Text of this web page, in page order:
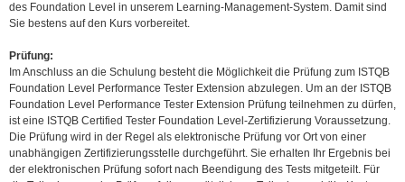
des Foundation Level in unserem Learning-Management-System. Damit sind
Sie bestens auf den Kurs vorbereitet.
Prüfung:
Im Anschluss an die Schulung besteht die Möglichkeit die Prüfung zum ISTQB
Foundation Level Performance Tester Extension abzulegen. Um an der ISTQB
Foundation Level Performance Tester Extension Prüfung teilnehmen zu dürfen,
ist eine ISTQB Certified Tester Foundation Level-Zertifizierung Voraussetzung.
Die Prüfung wird in der Regel als elektronische Prüfung vor Ort von einer
unabhängigen Zertifizierungsstelle durchgeführt. Sie erhalten Ihr Ergebnis bei
der elektronischen Prüfung sofort nach Beendigung des Tests mitgeteilt. Für